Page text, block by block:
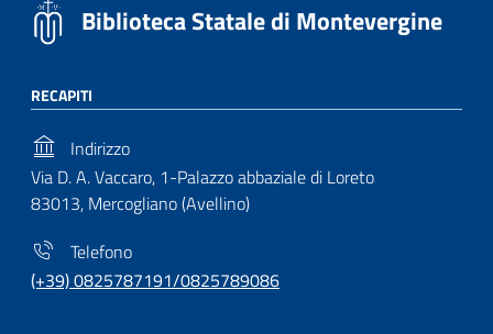
Biblioteca Statale di Montevergine
RECAPITI
Indirizzo
Via D. A. Vaccaro, 1-Palazzo abbaziale di Loreto
83013, Mercogliano (Avellino)
Telefono
(+39) 0825787191/0825789086